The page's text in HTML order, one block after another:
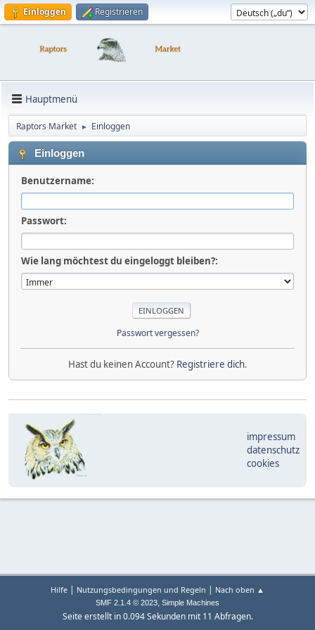
Einloggen Registrieren
Hauptmenü
Raptors Market ► Einloggen
Einloggen
Benutzername:
Passwort:
Wie lang möchtest du eingeloggt bleiben?:
Passwort vergessen?
Hast du keinen Account? Registriere dich.
impressum
datenschutz
cookies
Hilfe | Nutzungsbedingungen und Regeln | Nach oben ▲
SMF 2.1.4 © 2023, Simple Machines
Seite erstellt in 0.094 Sekunden mit 11 Abfragen.